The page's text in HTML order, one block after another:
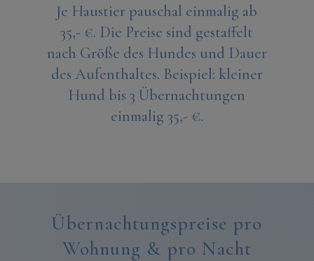
Je Haustier pauschal einmalig ab
35,- €. Die Preise sind gestaffelt
nach Größe des Hundes und Dauer
des Aufenthaltes. Beispiel: kleiner
Hund bis 3 Übernachtungen
einmalig 35,- €.
Übernachtungspreise pro
Wohnung & pro Nacht